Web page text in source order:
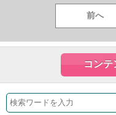
前へ
コンテ